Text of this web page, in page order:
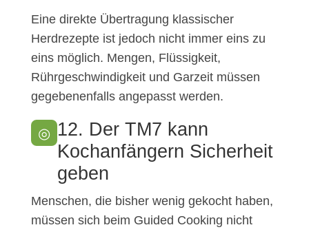
Eine direkte Übertragung klassischer
Herdrezepte ist jedoch nicht immer eins zu
eins möglich. Mengen, Flüssigkeit,
Rührgeschwindigkeit und Garzeit müssen
gegebenenfalls angepasst werden.
◎ 12. Der TM7 kann
Kochanfängern Sicherheit
geben
Menschen, die bisher wenig gekocht haben,
müssen sich beim Guided Cooking nicht